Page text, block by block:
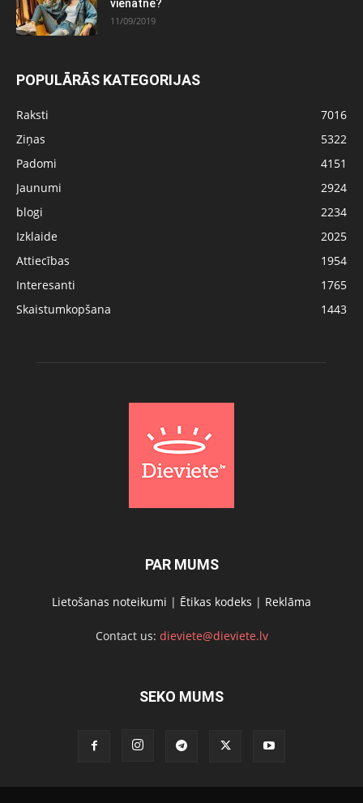
vienatnē?
11/09/2019
POPULĀRĀS KATEGORIJAS
Raksti
7016
Ziņas
5322
Padomi
4151
Jaunumi
2924
blogi
2234
Izklaide
2025
Attiecības
1954
Interesanti
1765
Skaistumkopšana
1443
PAR MUMS
Lietošanas noteikumi | Ētikas kodeks | Reklāma
Contact us: dieviete@dieviete.lv
SEKO MUMS